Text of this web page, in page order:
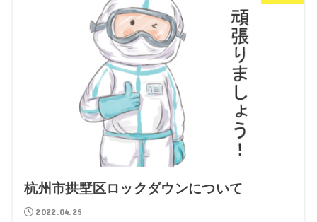
杭州市拱墅区ロックダウンについて
2022.04.25